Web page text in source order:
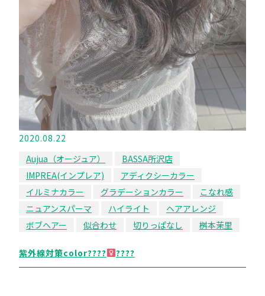
2020.08.22
Aujua（オージュア）
BASSA所沢店
IMPREA(インプレア)
アディクシーカラー
イルミナカラー
グラデーションカラー
こなれ感
ニュアンスパーマ
ハイライト
ヘアアレンジ
ボブヘアー
似合わせ 切りっぱなし 桝本茉里
紫外線対策color????‍ ????